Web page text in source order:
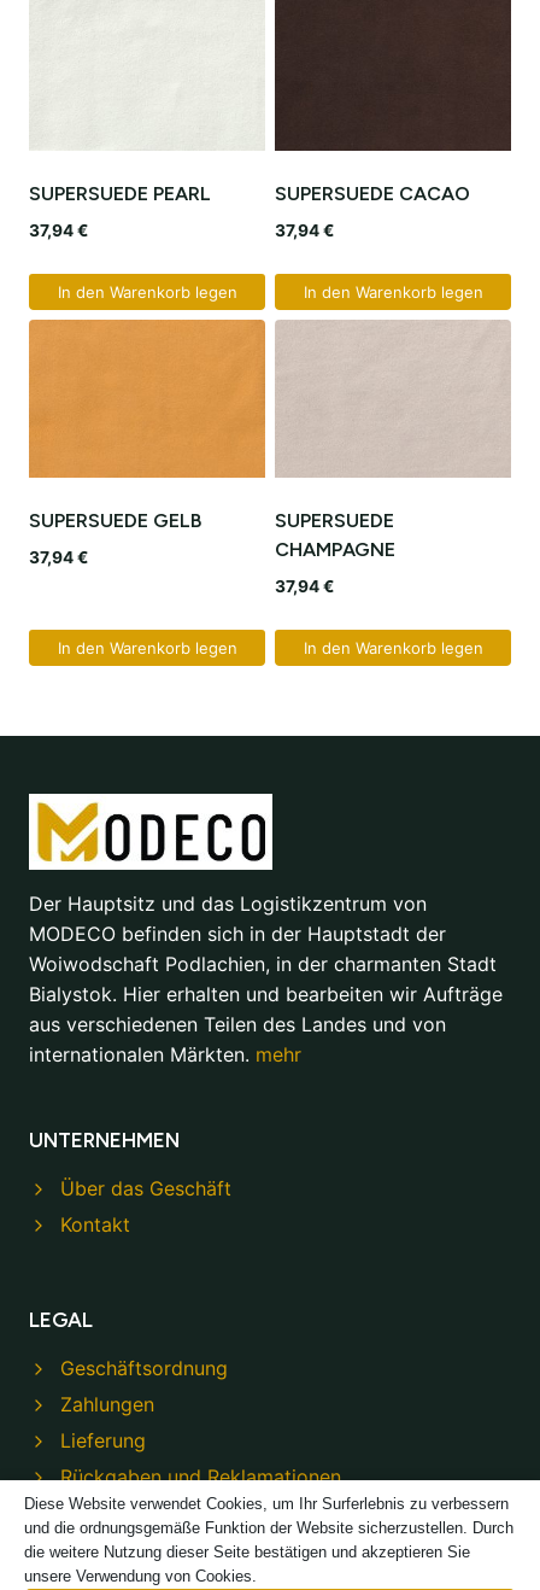
SUPERSUEDE PEARL
37,94€
In den Warenkorb legen
SUPERSUEDE CACAO
37,94€
In den Warenkorb legen
SUPERSUEDE GELB
37,94€
In den Warenkorb legen
SUPERSUEDE
CHAMPAGNE
37,94€
In den Warenkorb legen
Der Hauptsitz und das Logistikzentrum von
MODECO befinden sich in der Hauptstadt der
Woiwodschaft Podlachien, in der charmanten Stadt
Bialystok. Hier erhalten und bearbeiten wir Aufträge
aus verschiedenen Teilen des Landes und von
internationalen Märkten. mehr
UNTERNEHMEN
Über das Geschäft
Kontakt
LEGAL
Geschäftsordnung
Zahlungen
Lieferung
Rückgaben und Reklamationen
Datenschutzbestimmungen
Diese Website verwendet Cookies, um Ihr Surferlebnis zu verbessern
und die ordnungsgemäße Funktion der Website sicherzustellen. Durch
die weitere Nutzung dieser Seite bestätigen und akzeptieren Sie
unsere Verwendung von Cookies.